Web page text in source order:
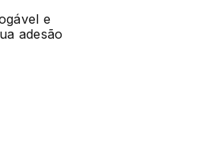
e
adesão